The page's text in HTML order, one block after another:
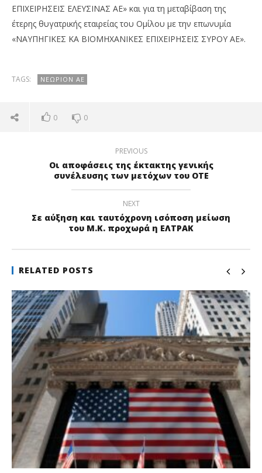
ΕΠΙΧΕΙΡΗΣΕΙΣ ΕΛΕΥΣΙΝΑΣ ΑΕ» και για τη μεταβίβαση της
έτερης θυγατρικής εταιρείας του Ομίλου με την επωνυμία
«ΝΑΥΠΗΓΙΚΕΣ ΚΑ ΒΙΟΜΗΧΑΝΙΚΕΣ ΕΠΙΧΕΙΡΗΣΕΙΣ ΣΥΡΟΥ ΑΕ».
TAGS: ΝΕΏΡΙΟΝ ΑΕ
0 0
PREVIOUS
Οι αποφάσεις της έκτακτης γενικής
συνέλευσης των μετόχων του ΟΤΕ
NEXT
Σε αύξηση και ταυτόχρονη ισόποση μείωση
του Μ.Κ. προχωρά η ΕΛΤΡΑΚ
RELATED POSTS